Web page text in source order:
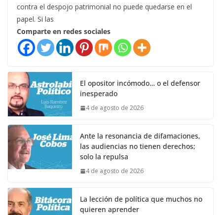
contra el despojo patrimonial no puede quedarse en el
papel. Si las
Comparte en redes sociales
El opositor incómodo… o el defensor
inesperado
4 de agosto de 2026
Ante la resonancia de difamaciones,
las audiencias no tienen derechos;
solo la repulsa
4 de agosto de 2026
La lección de política que muchos no
quieren aprender